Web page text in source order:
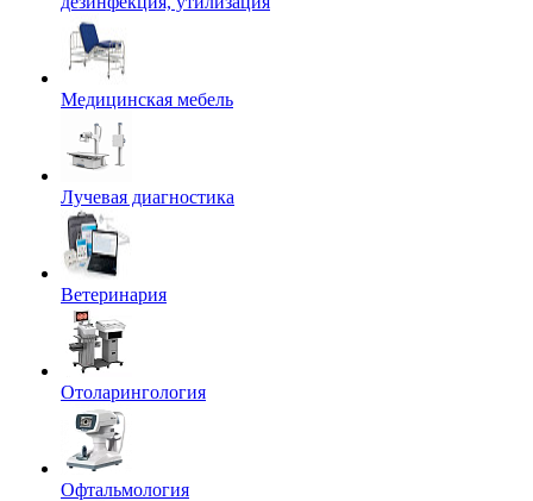
Медицинская мебель
Лучевая диагностика
Ветеринария
Отоларингология
Офтальмология